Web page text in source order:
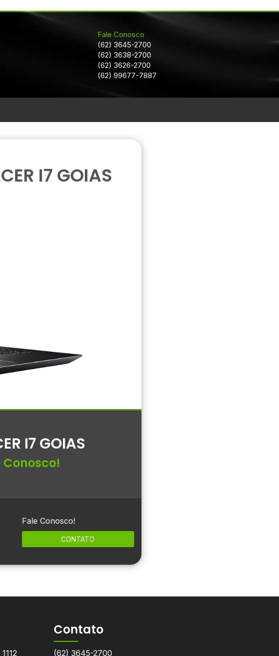
Fale Conosco
(62) 3645-2700
(62) 3638-2700
(62) 3626-2700
(62) 99677-7887
I7 GOIAS
I7 GOIAS
Fale Conosco!
CONTATO
Contato
(62) 3645-2700